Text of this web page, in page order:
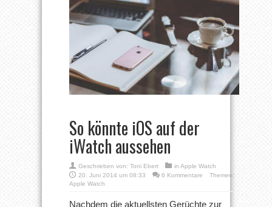
So könnte iOS auf der
iWatch aussehen
Geschrieben von: Toni Ebert in Apple Watch
20. Juni 2014 um 08:33
6 Kommentare
Themen:
Apple Watch
Nachdem die aktuellsten Gerüchte zur